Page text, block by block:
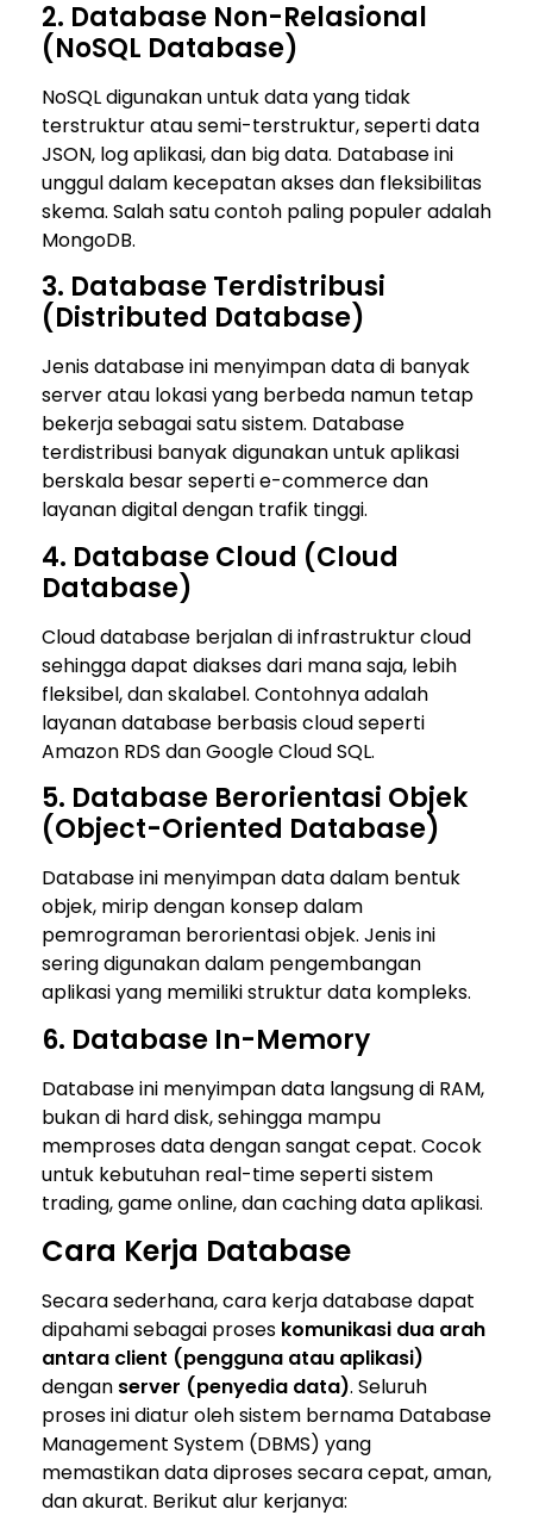
2. Database Non-Relasional
(NoSQL Database)
NoSQL digunakan untuk data yang tidak
terstruktur atau semi-terstruktur, seperti data
JSON, log aplikasi, dan big data. Database ini
unggul dalam kecepatan akses dan fleksibilitas
skema. Salah satu contoh paling populer adalah
MongoDB.
3. Database Terdistribusi
(Distributed Database)
Jenis database ini menyimpan data di banyak
server atau lokasi yang berbeda namun tetap
bekerja sebagai satu sistem. Database
terdistribusi banyak digunakan untuk aplikasi
berskala besar seperti e-commerce dan
layanan digital dengan trafik tinggi.
4. Database Cloud (Cloud
Database)
Cloud database berjalan di infrastruktur cloud
sehingga dapat diakses dari mana saja, lebih
fleksibel, dan skalabel. Contohnya adalah
layanan database berbasis cloud seperti
Amazon RDS danGoogle Cloud SQL.
5. Database Berorientasi Objek
(Object-Oriented Database)
Database ini menyimpan data dalam bentuk
objek, mirip dengan konsep dalam
pemrograman berorientasi objek. Jenis ini
sering digunakan dalam pengembangan
aplikasi yang memiliki struktur data kompleks.
6. Database In-Memory
Database ini menyimpan data langsung di RAM,
bukan di hard disk, sehingga mampu
memproses data dengan sangat cepat. Cocok
untuk kebutuhan real-time seperti sistem
trading, game online, dan caching data aplikasi.
Cara Kerja Database
Secara sederhana, cara kerja database dapat
dipahami sebagai proses komunikasi dua arah
antara client (pengguna atau aplikasi)
dengan server (penyedia data). Seluruh
proses ini diatur oleh sistem bernama Database
Management System (DBMS) yang
memastikan data diproses secara cepat, aman,
dan akurat. Berikut alur kerjanya: